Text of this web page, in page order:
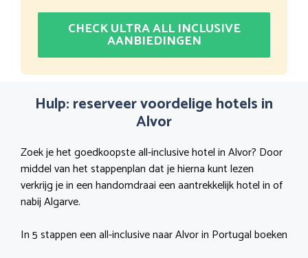
CHECK ULTRA ALL INCLUSIVE
AANBIEDINGEN
Hulp: reserveer voordelige hotels in
Alvor
Zoek je het goedkoopste all-inclusive hotel in Alvor? Door
middel van het stappenplan dat je hierna kunt lezen
verkrijg je in een handomdraai een aantrekkelijk hotel in of
nabij Algarve.
In 5 stappen een all-inclusive naar Alvor in Portugal boeken